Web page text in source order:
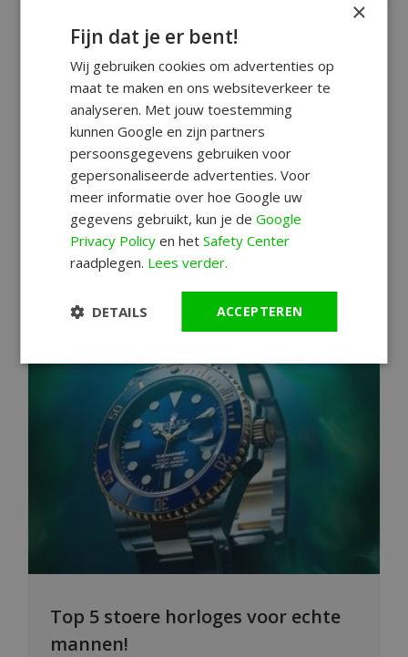
8 redenen waarom je een Citizen
horloge wil hebben
Citizen Eco-Drive Citizen Horloge
Citizen Promaster
Citizen horloges hebben heel wat andere
horloges niet hebben. Tijd om verliefd te
worden op deze bijzondere uurwerken. 8
redenen waarom je een Citizen horloge wil
hebben.
Lees meer
Top 5 stoere horloges voor echte
mannen!
×
Fijn dat je er bent!
Wij gebruiken cookies om advertenties op
maat te maken en ons websiteverkeer te
analyseren. Met jouw toestemming
kunnen Google en zijn partners
persoonsgegevens gebruiken voor
gepersonaliseerde advertenties. Voor
meer informatie over hoe Google uw
gegevens gebruikt, kun je deGoogle
Privacy Policy en hetSafety Center
raadplegen. Lees verder.
ACCEPTEREN
DETAILS